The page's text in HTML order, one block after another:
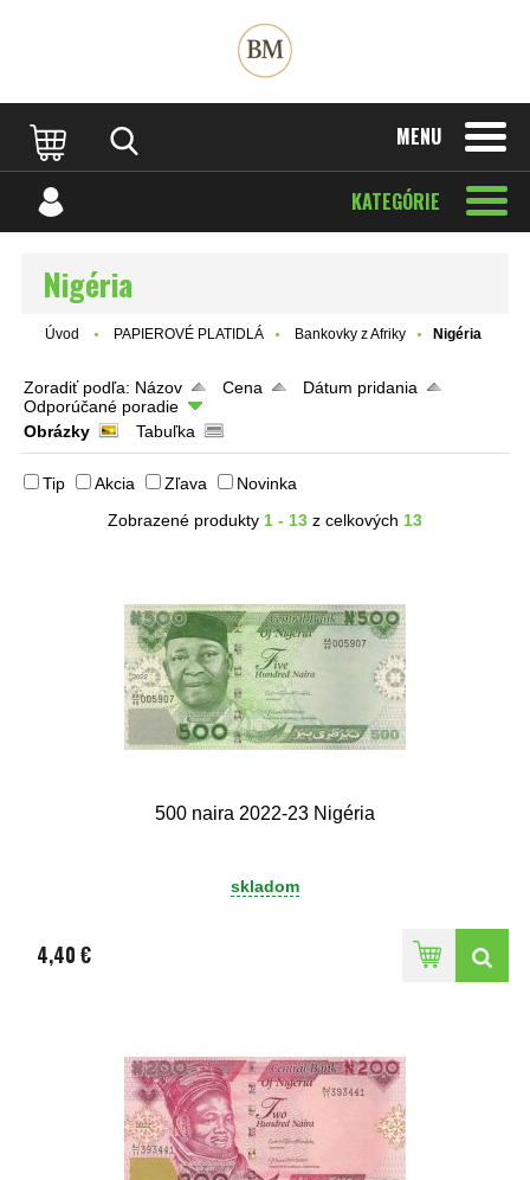
MENU
KATEGÓRIE
Nigéria
Úvod PAPIEROVÉ PLATIDLÁ Bankovky z Afriky Nigéria
Zoradiť podľa: Názov Cena
Dátum pridania
Odporúčané poradie
Obrázky
Tabuľka
Tip Akcia Zľava
Novinka
Zobrazené produkty 1 - 13 z celkových 13
500 naira 2022-23 Nigéria
skladom
4,40 €